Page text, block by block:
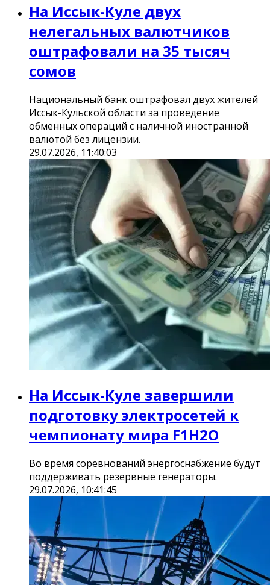
На Иссык-Куле двух
нелегальных валютчиков
оштрафовали на 35 тысяч
сомов
Национальный банк оштрафовал двух жителей
Иссык-Кульской области за проведение
обменных операций с наличной иностранной
валютой без лицензии.
29.07.2026, 11:40:03
На Иссык-Куле завершили
подготовку электросетей к
чемпионату мира F1H2O
Во время соревнований энергоснабжение будут
поддерживать резервные генераторы.
29.07.2026, 10:41:45